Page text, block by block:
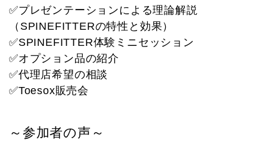
✅プレゼンテーションによる理論解説
（SPINEFITTERの特性と効果）
✅SPINEFITTER体験ミニセッション
✅オプション品の紹介
✅代理店希望の相談
✅Toesox販売会
～参加者の声～